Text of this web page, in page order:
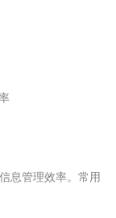
息管理效率。常用